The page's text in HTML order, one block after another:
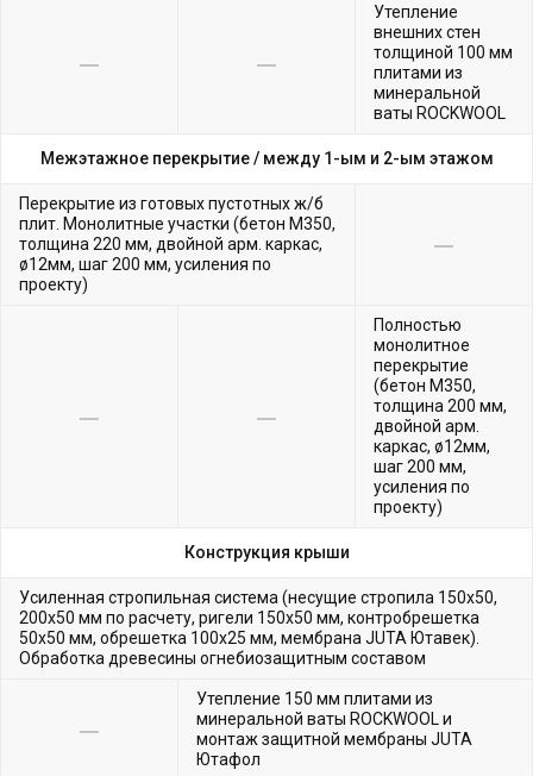
Утепление
внешних стен
толщиной 100 мм
плитами из
минеральной
ваты ROCKWOOL
Межэтажное перекрытие / между 1-ым и 2-ым этажом
Перекрытие из готовых пустотных ж/б
плит. Монолитные участки (бетон М350,
толщина 220 мм, двойной арм. каркас,
ø12мм, шаг 200 мм, усиления по
проекту)
Полностью
монолитное
перекрытие
(бетон М350,
толщина 200 мм,
двойной арм.
каркас, ø12мм,
шаг 200 мм,
усиления по
проекту)
Конструкция крыши
Усиленная стропильная система (несущие стропила 150х50,
200х50 мм по расчету, ригели 150х50 мм, контробрешетка
50х50 мм, обрешетка 100х25 мм, мембрана JUTA Ютавек).
Обработка древесины огнебиозащитным составом
Утепление 150 мм плитами из
минеральной ваты ROCKWOOL и
монтаж защитной мембраны JUTA
Ютафол